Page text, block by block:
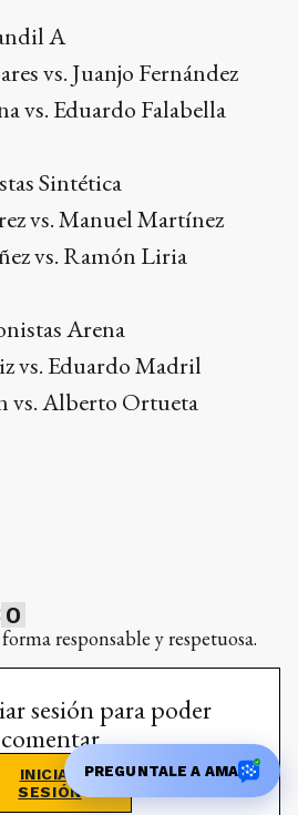
A
vs. Juanjo Fernández
vs. Eduardo Falabella
Sintética
vs. Manuel Martínez
vs. Ramón Liria
Arena
vs. Eduardo Madril
vs. Alberto Ortueta
0
responsable y respetuosa.
sesión para poder
comentar
INICIAR
SESIÓN
PREGUNTALE A AMA